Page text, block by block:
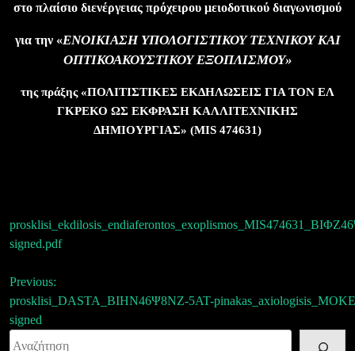
στο πλαίσιο διενέργειας πρόχειρου μειοδοτικού διαγωνισμού
για την «ΕΝΟΙΚΙΑΣΗ ΥΠΟΛΟΓΙΣΤΙΚΟΥ ΤΕΧΝΙΚΟΥ ΚΑΙ
ΟΠΤΙΚΟΑΚΟΥΣΤΙΚΟΥ ΕΞΟΠΛΙΣΜΟΥ»
της πράξης «ΠΟΛΙΤΙΣΤΙΚΕΣ ΕΚΔΗΛΩΣΕΙΣ ΓΙΑ ΤΟΝ ΕΛ
ΓΚΡΕΚΟ ΩΣ ΕΚΦΡΑΣΗ ΚΑΛΛΙΤΕΧΝΙΚΗΣ
ΔΗΜΙΟΥΡΓΙΑΣ» (MIS 474631)
signed.pdf
Πλοήγηση
άρθρων
Previous:
prosklisi_DASTA_ΒΙΗΝ46Ψ8ΝΖ-5ΑΤ-
signed
Αναζήτηση